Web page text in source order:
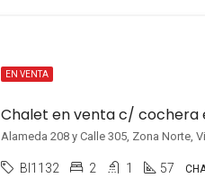
EN VENTA
Chalet en venta c/ cochera
Alameda 208 y Calle 305, Zona Norte,
BI1132 2 1 57